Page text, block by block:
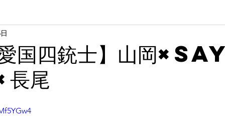
愛国四銃士】山岡
尾